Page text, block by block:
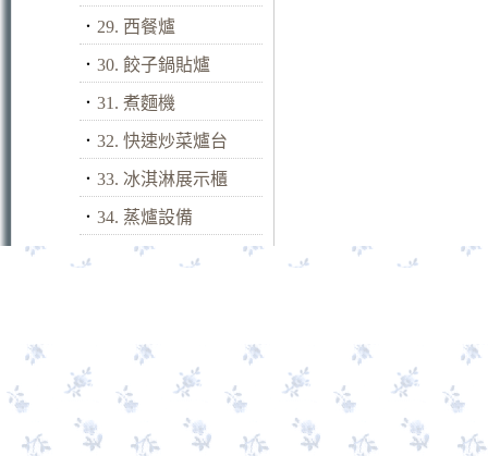
． 29. 西餐爐
． 30. 餃子鍋貼爐
． 31. 煮麵機
． 32. 快速炒菜爐台
． 33. 冰淇淋展示櫃
． 34. 蒸爐設備